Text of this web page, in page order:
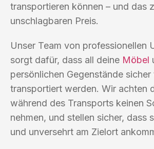
transportieren können – und das
unschlagbaren Preis.
Unser Team von professionellen
sorgt dafür, dass all deine Möbel
persönlichen Gegenstände
transportiert werden. Wir achten
während des Transports keinen
nehmen, und stellen sicher, dass
und unversehrt am Zielort